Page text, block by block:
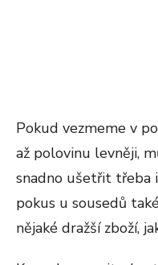
Pokud vezmeme v
až polovinu levněji,
snadno ušetřit třeba
pokus u sousedů
nějaké dražší zboží,